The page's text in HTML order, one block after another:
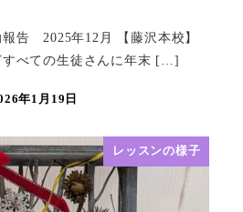
告 2025年12月 【藤沢本校】
すべての生徒さんに年末 […]
年1月19日
レッスンの様子